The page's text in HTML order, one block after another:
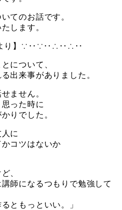
てのお話です。
します。
り】∵‥∵‥∴‥∴‥
について、
出来事がありました。
ません。
った時に
りでした。
に
コツはないか
、
師になるつもりで勉強して
ともっといい。」